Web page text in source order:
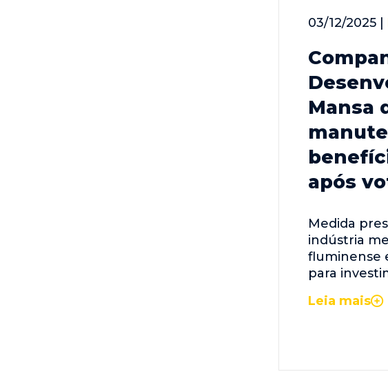
03/12/2025 |
Mansa
após
Medida
indústria
fluminense
para
Leia mais